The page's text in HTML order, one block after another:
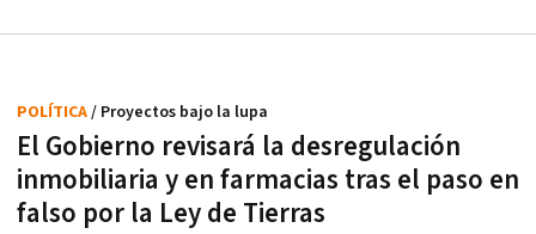
El Gobierno revisará la desregulación
inmobiliaria y en farmacias tras el paso en
falso por la Ley de Tierras
POLÍTICA/ Proyectos bajo la lupa